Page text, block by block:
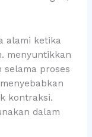
alami ketika
menyuntikkan
selama proses
kontraksi.
dalam